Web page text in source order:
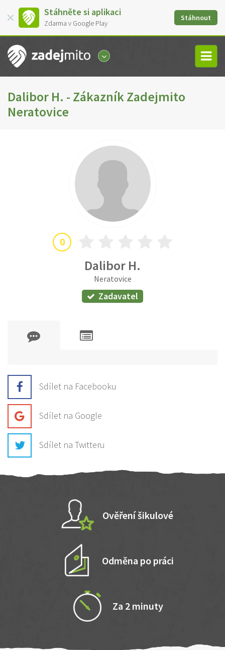
Stáhněte si aplikaci
Zdarma v Google Play
Stáhnout
Dalibor H. - Zákazník Zadejmito
Neratovice
0
Dalibor H.
Neratovice
Zadavatel
Sdílet na Facebooku
Sdílet na Google
Sdílet na Twitteru
Ověření šikulové
Odměna po práci
Za 2 minuty